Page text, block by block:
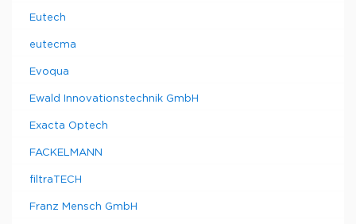
Eutech
eutecma
Evoqua
Ewald Innovationstechnik GmbH
Exacta Optech
FACKELMANN
filtraTECH
Franz Mensch GmbH